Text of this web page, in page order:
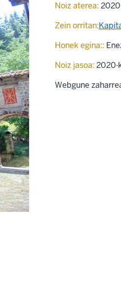
Noiz aterea:
Zein orritan:
Honek egina::
Noiz jasoa:
Webgune